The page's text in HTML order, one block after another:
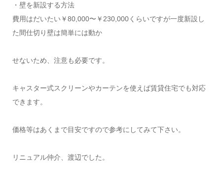
・壁を新設する方法
費用はだいたい￥80,000〜￥230,000くらいですが一度新設し
た間仕切り壁は簡単には動か
せないため、注意も必要です。
キャスター式スクリーンやカーテンを使えば賃貸住宅でも対応
できます。
価格等はあくまで目安ですので参考にしてみて下さい。
リニュアル仲介、渡辺でした。